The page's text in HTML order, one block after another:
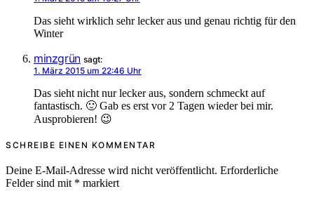
Das sieht wirklich sehr lecker aus und genau richtig für den
Winter
minzgrün sagt:
1. März 2015 um 22:46 Uhr
Das sieht nicht nur lecker aus, sondern schmeckt auf
fantastisch. 🙂 Gab es erst vor 2 Tagen wieder bei mir.
Ausprobieren! 😉
SCHREIBE EINEN KOMMENTAR
Deine E-Mail-Adresse wird nicht veröffentlicht. Erforderliche
Felder sind mit * markiert